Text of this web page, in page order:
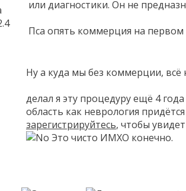
или диагностики. Он не
Пса опять коммерция на первом
Ну а куда мы без коммерции,
делал я эту процедуру ещё 4
область как неврология
зарегистрируйтесь, чтобы
Это чисто ИМХО конечно.